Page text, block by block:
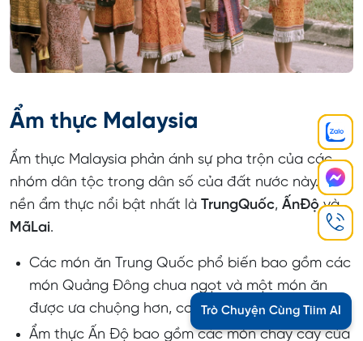
Ẩm thực Malaysia
Ẩm thực Malaysia phản ánh sự pha trộn của các
nhóm dân tộc trong dân số của đất nước này. Ba
nền ẩm thực nổi bật nhất là TrungQuốc, ẤnĐộvà
MãLai.
Các món ăn Trung Quốc phổ biến bao gồm các
món Quảng Đông chua ngọt và một món ăn
được ưa chuộng hơn, cơm gà Hải Nam.
Ẩm thực Ấn Độ bao gồm các món chay cay của
Trò Chuyện Cùng Tiim AI